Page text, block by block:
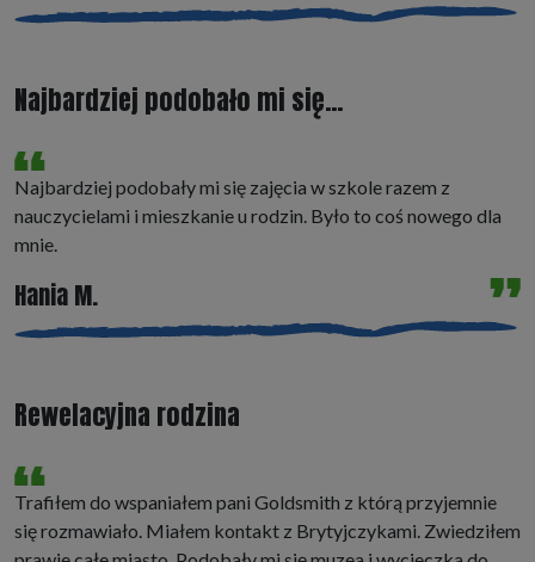
Najbardziej podobało mi się...
Najbardziej podobały mi się zajęcia w szkole razem z
nauczycielami i mieszkanie u rodzin. Było to coś nowego dla
mnie.
Hania M.
Rewelacyjna rodzina
Trafiłem do wspaniałem pani Goldsmith z którą przyjemnie
się rozmawiało. Miałem kontakt z Brytyjczykami. Zwiedziłem